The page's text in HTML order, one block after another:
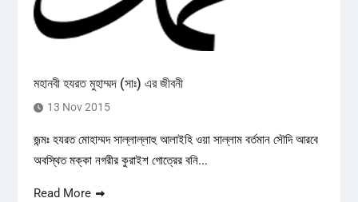
মহানবী হযরত মুহাম্মদ (সাঃ) এর জীবনী
13 Nov 2015
জন্মঃ হযরত মোহাম্মদ সাল্লাল্লাহু আলাইহি ওয়া সাল্লাম বর্তমান সৌদি আরবে
অবস্থিত মক্কা নগরীর কুরাইশ গোত্রের বনি...
Read More